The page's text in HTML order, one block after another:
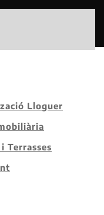
Lloguer
Terrasses